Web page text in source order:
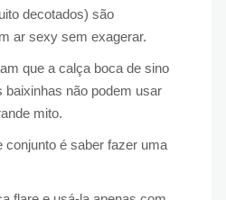
decotados) são
ar sexy sem exagerar.
que a calça boca de sino
baixinhas não podem usar
mito.
conjunto é saber fazer uma